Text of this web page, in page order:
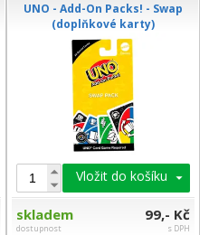
UNO - Add-On Packs! - Swap
(doplňkové karty)
Vložit do košíku
skladem
dostupnost
99,- Kč
s DPH